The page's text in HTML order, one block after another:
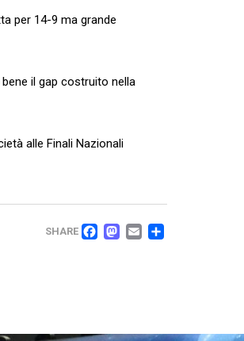
per 14-9 ma grande
il gap costruito nella
alle Finali Nazionali
SHARE FACEBOOK
MASTODON
EMAIL